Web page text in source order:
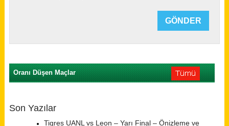
Oranı Düşen Maçlar
Son Yazılar
Tigres UANL vs Leon – Yarı Final – Önizleme ve